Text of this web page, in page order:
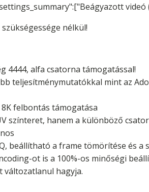
videó
nélkül!
4444, alfa csatorna támogatással!
teljesítménymutatókkal mint az
felbontás támogatása
színteret, hanem a különböző
beállítható a frame tömörítése és a
ot is a 100%-os minőségi
változatlanul hagyja.